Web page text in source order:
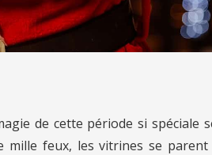
de cette période si spéciale
mille feux, les vitrines se